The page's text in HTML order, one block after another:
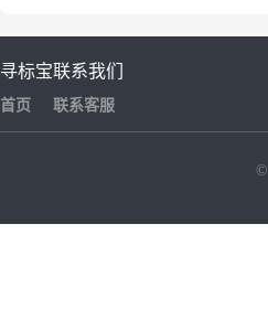
寻标宝
首页
联系我们
联系客服
©